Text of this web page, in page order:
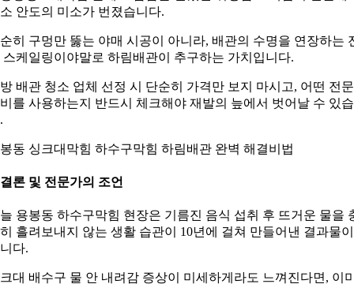
안도의 미소가 번졌습니다.
히 구멍만 뚫는 야매 시공이 아니라, 배관의 수명을 연장하는
스케일링이야말로 하림배관이 추구하는 가치입니다.
배관 청소 업체 선정 시 단순히 가격만 보지 마시고, 어떤 전문
를 사용하는지 반드시 체크해야 재발의 늪에서 벗어날 수 있
동 싱크대막힘 하수구막힘 하림배관 완벽 해결비법
론 및 전문가의 조언
용봉동 하수구막힘 현장은 기름진 음식 섭취 후 뜨거운 물을
흘려보내지 않는 생활 습관이 10년에 걸쳐 만들어낸 결과물
다.
대 배수구 물 안 내려감 증상이 미세하게라도 느껴진다면, 이